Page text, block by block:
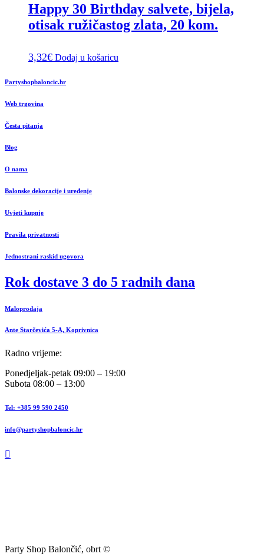
Happy 30 Birthday salvete, bijela,
otisak ružičastog zlata, 20 kom.
3,32€ Dodaj u košaricu
Partyshopbaloncic.hr
Web trgovina
Česta pitanja
Blog
O nama
Balonske dekoracije i uređenje
Uvjeti kupnje
Pravila privatnosti
Jednostrani raskid ugovora
Rok dostave 3 do 5 radnih dana
Maloprodaja
Ante Starčevića 5-A, Koprivnica
Radno vrijeme:
Ponedjeljak-petak 09:00 – 19:00
Subota 08:00 – 13:00
Tel: +385 99 590 2450
info@partyshopbaloncic.hr
Party Shop Balončić, obrt ©